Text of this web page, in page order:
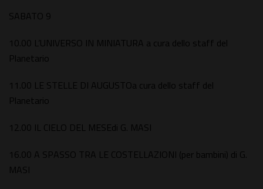
SABATO 9
10.00 L’UNIVERSO IN MINIATURA a cura dello staff del
Planetario
11.00 LE STELLE DI AUGUSTOa cura dello staff del
Planetario
12.00 IL CIELO DEL MESEdi G. MASI
16.00 A SPASSO TRA LE COSTELLAZIONI (per bambini) di G.
MASI